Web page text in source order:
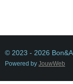
© 2023 - 2026
Powered by JouwWeb